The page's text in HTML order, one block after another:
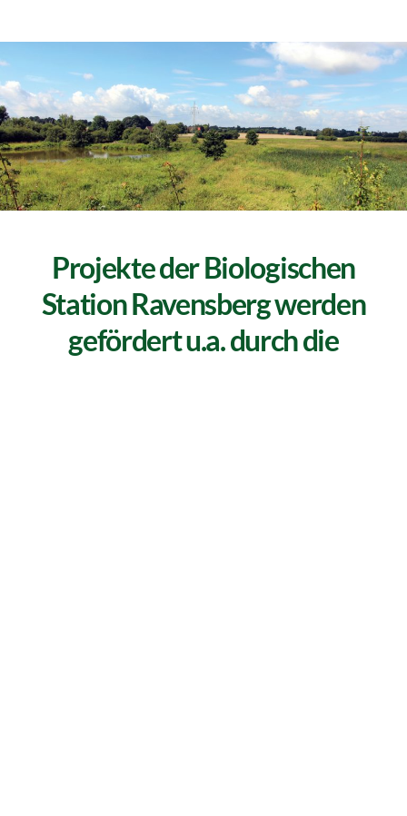
Projekte der Biologischen
Station Ravensberg werden
gefördert u.a. durch die